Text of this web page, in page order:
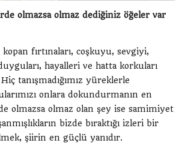
olmazsa olmaz dediğiniz öğeler var
fırtınaları, coşkuyu, sevgiyi,
hayalleri ve hatta korkuları
tanışmadığımız yüreklerle
onlara dokundurmanın en
olmazsa olmaz olan şey ise samimiyet
bizde bıraktığı izleri bir
şiirin en güçlü yanıdır.